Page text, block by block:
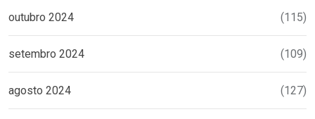
outubro 2024 (115)
setembro 2024 (109)
agosto 2024 (127)